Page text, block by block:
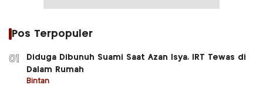
Pos Terpopuler
01
Diduga Dibunuh Suami Saat Azan Isya, IRT Tewas di
Dalam Rumah
Bintan